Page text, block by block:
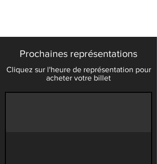
Prochaines représentations
Cliquez sur l'heure de représentation pour
acheter votre billet